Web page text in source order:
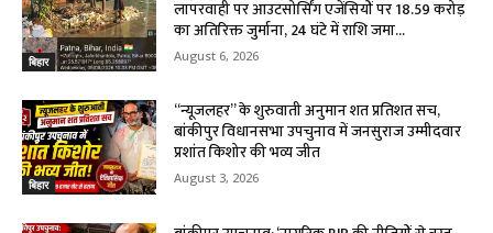
बिहार
लापरवाही पर आउटसोर्सिंग एजेंसियों पर ₹18.59 करोड़
का अतिरिक्त जुर्माना, 24 घंटे में राशि जमा...
August 6, 2026
बिहार
“न्यूजलहर” के शुरुवाती अनुमान शत प्रतिशत सच,
बांकीपुर विधानसभा उपचुनाव में जनसुराज उम्मीदवार
प्रशांत किशोर की भव्य जीत
August 3, 2026